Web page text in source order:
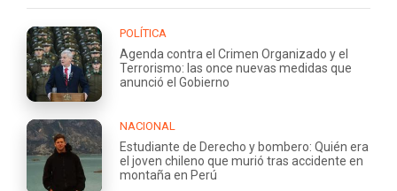
POLÍTICA
Agenda contra el Crimen Organizado y el
Terrorismo: las once nuevas medidas que
anunció el Gobierno
NACIONAL
Estudiante de Derecho y bombero: Quién era
el joven chileno que murió tras accidente en
montaña en Perú